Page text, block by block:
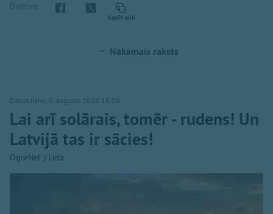
Dalīties
Kopēt saiti
Nākamais raksts
Ceturtdiena, 6. augusts, 2026 13:06
Lai arī solārais, tomēr - rudens! Un
Latvijā tas ir sācies!
OgreNet / Leta